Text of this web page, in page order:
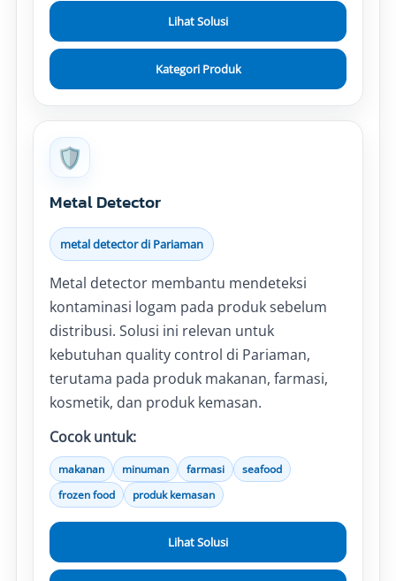
Lihat Solusi
Kategori Produk
🛡️
Metal Detector
metal detector di Pariaman
Metal detector membantu mendeteksi
kontaminasi logam pada produk sebelum
distribusi. Solusi ini relevan untuk
kebutuhan quality control di Pariaman,
terutama pada produk makanan, farmasi,
kosmetik, dan produk kemasan.
Cocok untuk:
makanan minuman farmasi
seafood
frozen food
produk kemasan
Lihat Solusi